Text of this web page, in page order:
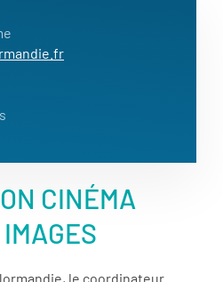
CINÉMA
le coordinateur